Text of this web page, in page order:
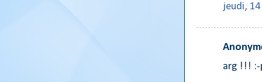
jeudi,
arg !!! :-